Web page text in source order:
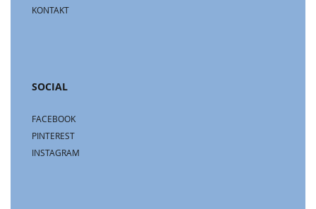
KONTAKT
SOCIAL
FACEBOOK
PINTEREST
INSTAGRAM